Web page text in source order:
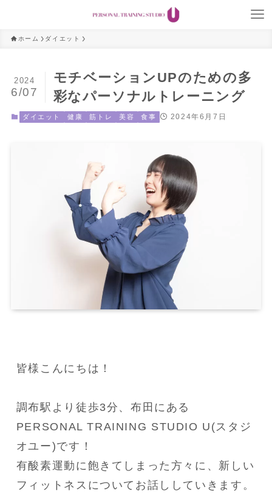
ホーム ダイエット
モチベーションUPのための多
彩なパーソナルトレーニング
2024
6/07
ダイエット 健康 筋トレ 美容 食事 2024年6月7日
皆様こんにちは！
調布駅より徒歩3分、布田にある
PERSONAL TRAINING STUDIO U(スタジ
オユー)です！
有酸素運動に飽きてしまった方々に、新しい
フィットネスについてお話ししていきます。